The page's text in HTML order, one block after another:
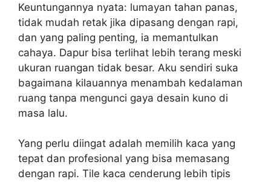
Keuntungannya nyata: lumayan tahan panas,
tidak mudah retak jika dipasang dengan rapi,
dan yang paling penting, ia memantulkan
cahaya. Dapur bisa terlihat lebih terang meski
ukuran ruangan tidak besar. Aku sendiri suka
bagaimana kilauannya menambah kedalaman
ruang tanpa mengunci gaya desain kuno di
masa lalu.
Yang perlu diingat adalah memilih kaca yang
tepat dan profesional yang bisa memasang
dengan rapi. Tile kaca cenderung lebih tipis